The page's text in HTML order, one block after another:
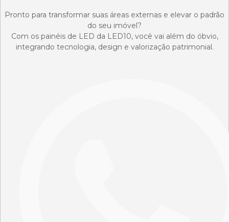
Pronto para transformar suas áreas externas e elevar o padrão
do seu imóvel?
Com os painéis de LED da LED10, você vai além do óbvio,
integrando tecnologia, design e valorização patrimonial.